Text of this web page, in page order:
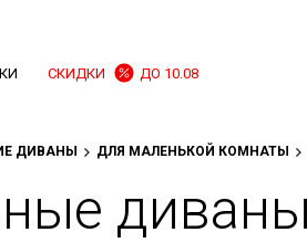
СКИДКИ ДО 10.08
ДИВАНЫ ДЛЯ МАЛЕНЬКОЙ КОМНАТЫ